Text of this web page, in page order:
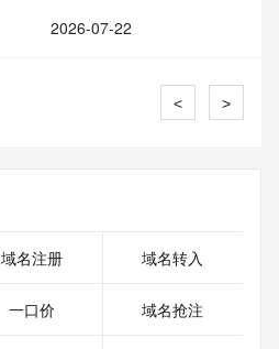
2026-07-22
< >
域名注册 域名转入
一口价 域名抢注